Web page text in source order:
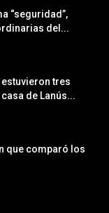
“seguridad”,
del...
tres
de Lanús...
que comparó los